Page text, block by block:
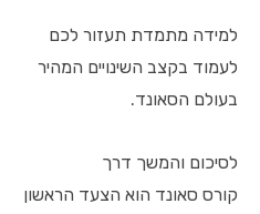
למידה מתמדת תעזור לכם
לעמוד בקצב השינויים המהיר
בעולם הסאונד.
לסיכום והמשך דרך
קורס סאונד הוא הצעד הראשון